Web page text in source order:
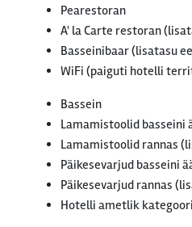
Pearestoran
A' la Carte restoran
Basseinibaar (lisatasu
WiFi (paiguti hotelli
Bassein
Lamamistoolid basseini
Lamamistoolid rannas
Päikesevarjud basseini
Päikesevarjud rannas
Hotelli ametlik